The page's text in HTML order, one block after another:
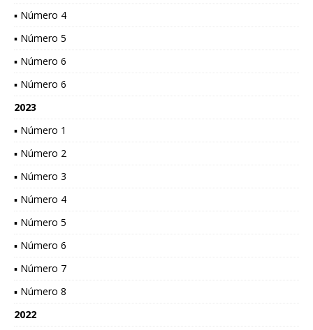
▪ Número 4
▪ Número 5
▪ Número 6
▪ Número 6
2023
▪ Número 1
▪ Número 2
▪ Número 3
▪ Número 4
▪ Número 5
▪ Número 6
▪ Número 7
▪ Número 8
2022